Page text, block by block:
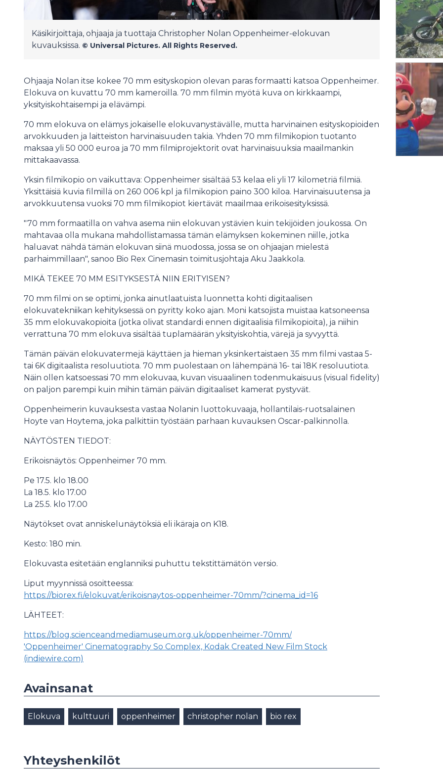
Käsikirjoittaja, ohjaaja ja tuottaja Christopher Nolan Oppenheimer-elokuvan
kuvauksissa. © Universal Pictures. All Rights Reserved.
Ohjaaja Nolan itse kokee 70 mm esityskopion olevan paras formaatti katsoa Oppenheimer.
Elokuva on kuvattu 70 mm kameroilla. 70 mm filmin myötä kuva on kirkkaampi,
yksityiskohtaisempi ja elävämpi.
70 mm elokuva on elämys jokaiselle elokuvanystävälle, mutta harvinainen esityskopioiden
arvokkuuden ja laitteiston harvinaisuuden takia. Yhden 70 mm filmikopion tuotanto
maksaa yli 50 000 euroa ja 70 mm filmiprojektorit ovat harvinaisuuksia maailmankin
mittakaavassa.
Yksin filmikopio on vaikuttava: Oppenheimer sisältää 53 kelaa eli yli 17 kilometriä filmiä.
Yksittäisiä kuvia filmillä on 260 006 kpl ja filmikopion paino 300 kiloa. Harvinaisuutensa ja
arvokkuutensa vuoksi 70 mm filmikopiot kiertävät maailmaa erikoisesityksissä.
"70 mm formaatilla on vahva asema niin elokuvan ystävien kuin tekijöiden joukossa. On
mahtavaa olla mukana mahdollistamassa tämän elämyksen kokeminen niille, jotka
haluavat nähdä tämän elokuvan siinä muodossa, jossa se on ohjaajan mielestä
parhaimmillaan", sanoo Bio Rex Cinemasin toimitusjohtaja Aku Jaakkola.
MIKÄ TEKEE 70 MM ESITYKSESTÄ NIIN ERITYISEN?
70 mm filmi on se optimi, jonka ainutlaatuista luonnetta kohti digitaalisen
elokuvatekniikan kehityksessä on pyritty koko ajan. Moni katsojista muistaa katsoneensa
35 mm elokuvakopioita (jotka olivat standardi ennen digitaalisia filmikopioita), ja niihin
verrattuna 70 mm elokuva sisältää tuplamäärän yksityiskohtia, värejä ja syvyyttä.
Tämän päivän elokuvatermejä käyttäen ja hieman yksinkertaistaen 35 mm filmi vastaa 5-
tai 6K digitaalista resoluutiota. 70 mm puolestaan on lähempänä 16- tai 18K resoluutiota.
Näin ollen katsoessasi 70 mm elokuvaa, kuvan visuaalinen todenmukaisuus (visual fidelity)
on paljon parempi kuin mihin tämän päivän digitaaliset kamerat pystyvät.
Oppenheimerin kuvauksesta vastaa Nolanin luottokuvaaja, hollantilais-ruotsalainen
Hoyte van Hoytema, joka palkittiin työstään parhaan kuvauksen Oscar-palkinnolla.
NÄYTÖSTEN TIEDOT:
Erikoisnäytös: Oppenheimer 70 mm.
Pe 17.5. klo 18.00
La 18.5. klo 17.00
La 25.5. klo 17.00
Näytökset ovat anniskelunäytöksiä eli ikäraja on K18.
Kesto: 180 min.
Elokuvasta esitetään englanniksi puhuttu tekstittämätön versio.
Liput myynnissä osoitteessa:
https://biorex.fi/elokuvat/erikoisnaytos-oppenheimer-70mm/?cinema_id=16
LÄHTEET:
https://blog.scienceandmediamuseum.org.uk/oppenheimer-70mm/
'Oppenheimer' Cinematography So Complex, Kodak Created New Film Stock
(indiewire.com)
Avainsanat
Elokuva kulttuuri oppenheimer christopher nolan bio rex
Yhteyshenkilöt